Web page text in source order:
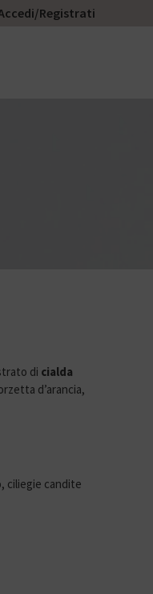
Registrati
di cialda
d’arancia,
ciliegie candite